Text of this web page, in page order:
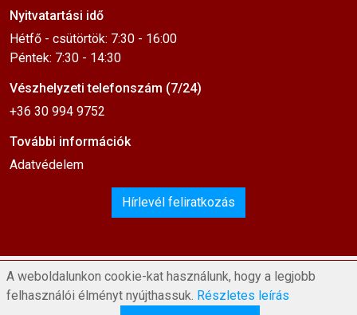
Nyitvatartási idő
Hétfő - csütörtök: 7:30 - 16:00
Péntek: 7:30 - 14:30
Vészhelyzeti telefonszám (7/24)
+36 30 994 9752
További információk
Adatvédelem
Hírlevél feliratkozás
A weboldalunkon cookie-kat használunk, hogy a legjobb
felhasználói élményt nyújthassuk. Részletes leírás